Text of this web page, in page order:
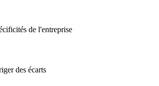
de l'entreprise
des écarts